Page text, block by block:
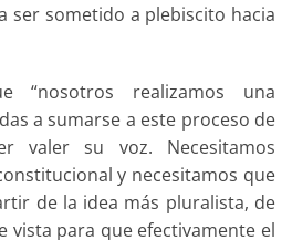
ser sometido a plebiscito hacia
“nosotros realizamos una
a sumarse a este proceso de
valer su voz. Necesitamos
y necesitamos que
de la idea más pluralista, de
vista para que efectivamente el